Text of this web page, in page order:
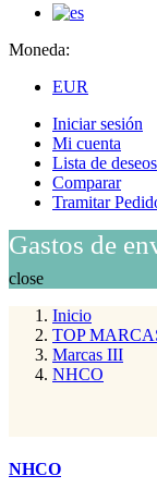
Moneda:
EUR
Iniciar sesión
Mi cuenta
Lista de deseos
Comparar
Tramitar
Gastos de
close
Inicio
TOP
Marcas III
NHCO
NHCO